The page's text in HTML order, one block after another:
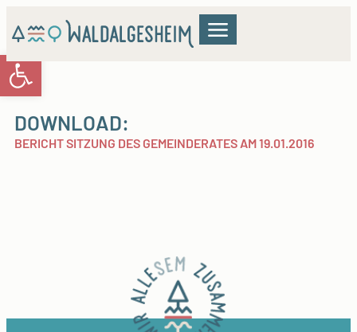
Werkzeugleiste öffnen
DOWNLOAD:
BERICHT SITZUNG DES GEMEINDERATES AM 19.01.2016